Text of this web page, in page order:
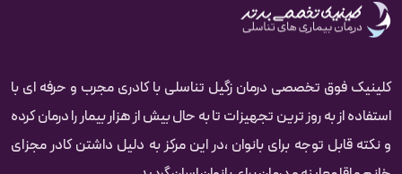
کلینیک فوق تخصصی درمان زگیل تناسلی با کادری مجرب و حرفه ای با
استفاده از به روز ترین تجهیزات تا به حال بیش از هزار بیمار را درمان کرده‌‌‌‌
و نکته قابل توجه برای بانوان ،در این مرکز به دلیل داشتن کادر مجزای